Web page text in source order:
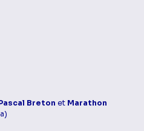
Breton et Marathon